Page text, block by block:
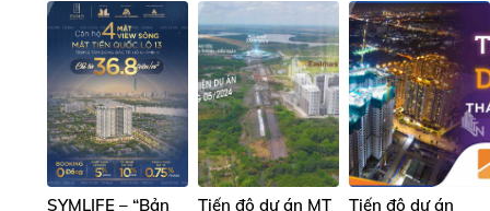
hay thực tế ngày
khai trương căn
hộ mẫu ArtStella
sông Gladia by
the Waters, tâm
điểm bất động
sản khu Đông
TP Thủ Đức, liền
kề Metro số 2
SYMLIFE – “Bản
Tiến độ dự án MT
Tiến độ dự án